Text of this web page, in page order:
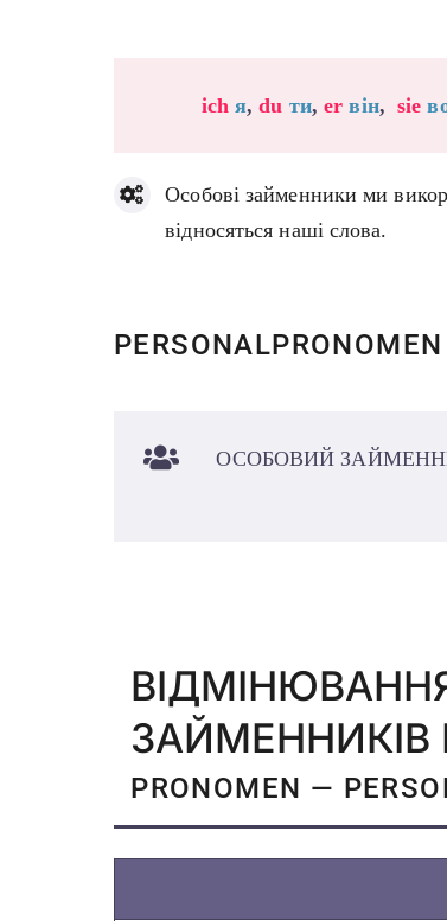
ich я,du ти,er він,sie
Особові займенники ми
відносяться наші слова.
PERSONALPRONOMEN
ОСОБОВИЙ
ЗАЙМЕННИКІВ
PRONOMEN —